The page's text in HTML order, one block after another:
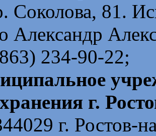
Соколова, 81.
Александр
234-90-22;
г.
г. Ростов-